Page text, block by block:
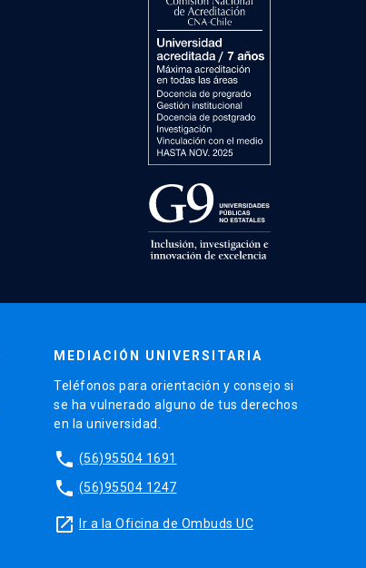
MEDIACIÓN UNIVERSITARIA
Teléfonos para orientación y consejo si
se ha vulnerado alguno de tus derechos
en la universidad.
phone (56)95504 1691
phone (56)95504 1247
launch Ir a la Oficina de Ombuds UC